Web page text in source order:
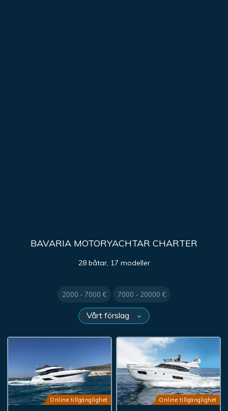
BAVARIA MOTORYACHTAR CHARTER
28 båtar, 17 modeller
2000 - 7000 € 7000 - 20000 €
Online tillgänglighet Online tillgänglighet